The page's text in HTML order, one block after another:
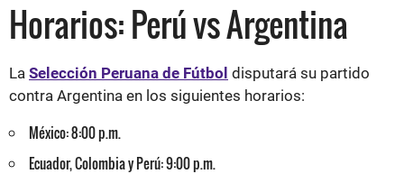
Horarios: Perú vs Argentina
La Selección Peruana de Fútbol disputará su partido
contra Argentina en los siguientes horarios:
México: 8:00 p.m.
Ecuador, Colombia y Perú: 9:00 p.m.